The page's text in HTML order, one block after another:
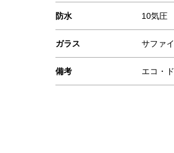
防水 10気圧
ガラス サファ
備考 エコ・